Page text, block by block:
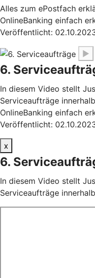
Alles zum ePostfach
OnlineBanking einfach
Veröffentlicht:
▶
6.
In diesem Video stellt
Serviceaufträge
OnlineBanking einfach
Veröffentlicht:
x
6.
In diesem Video stellt
Serviceaufträge